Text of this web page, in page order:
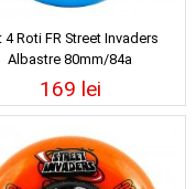
4 Roti FR Street Invaders
Albastre 80mm/84a
169 lei